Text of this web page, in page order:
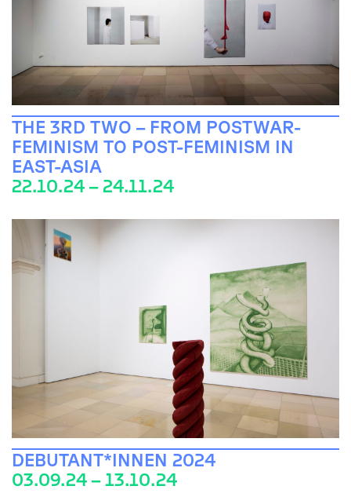
THE 3RD TWO – FROM POSTWAR-
FEMINISM TO POST-FEMINISM IN
EAST-ASIA
22.10.24 – 24.11.24
DEBUTANT*INNEN 2024
03.09.24 – 13.10.24